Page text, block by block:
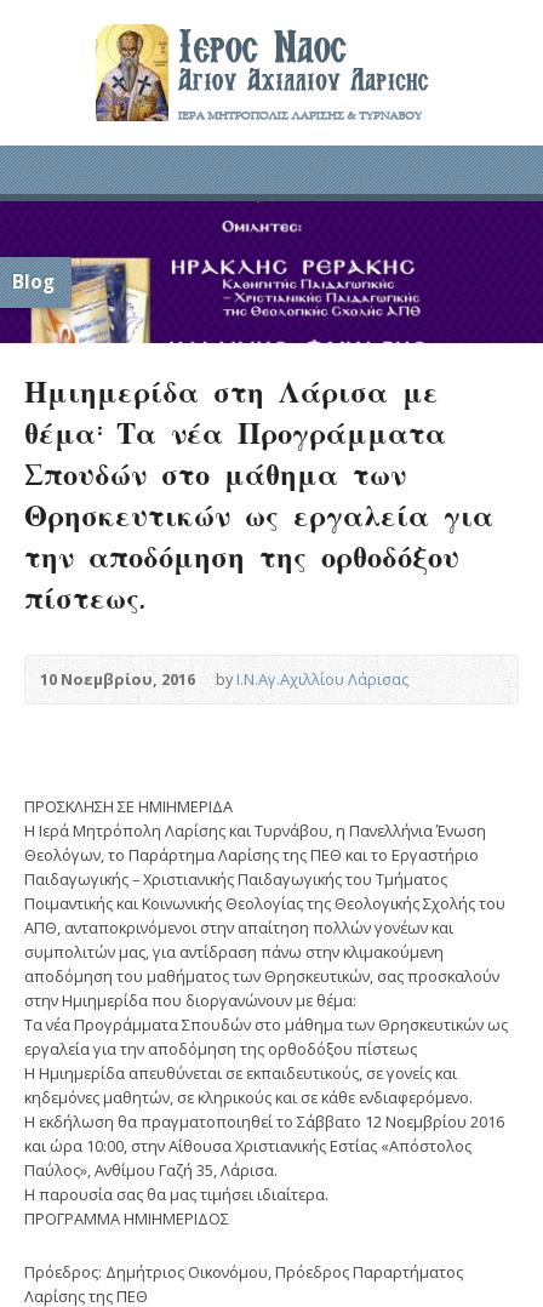
Blog
Ημιημερίδα στη Λάρισα με
θέμα: Τα νέα Προγράμματα
Σπουδών στο μάθημα των
Θρησκευτικών ως εργαλεία για
την αποδόμηση της ορθοδόξου
πίστεως.
10 Νοεμβρίου, 2016 byΙ.Ν.Αγ.Αχιλλίου Λάρισας
ΠΡΟΣΚΛΗΣΗ ΣΕ ΗΜΙΗΜΕΡΙΔΑ
Η Ιερά Μητρόπολη Λαρίσης και Τυρνάβου, η Πανελλήνια Ένωση
Θεολόγων, το Παράρτημα Λαρίσης της ΠΕΘ και το Εργαστήριο
Παιδαγωγικής – Χριστιανικής Παιδαγωγικής του Τμήματος
Ποιμαντικής και Κοινωνικής Θεολογίας της Θεολογικής Σχολής του
ΑΠΘ, ανταποκρινόμενοι στην απαίτηση πολλών γονέων και
συμπολιτών μας, για αντίδραση πάνω στην κλιμακούμενη
αποδόμηση του μαθήματος των Θρησκευτικών, σας προσκαλούν
στην Ημιημερίδα που διοργανώνουν με θέμα:
Τα νέα Προγράμματα Σπουδών στο μάθημα των Θρησκευτικών ως
εργαλεία για την αποδόμηση της ορθοδόξου πίστεως
Η Ημιημερίδα απευθύνεται σε εκπαιδευτικούς, σε γονείς και
κηδεμόνες μαθητών, σε κληρικούς και σε κάθε ενδιαφερόμενο.
Η εκδήλωση θα πραγματοποιηθεί το Σάββατο 12 Νοεμβρίου 2016
και ώρα 10:00, στην Αίθουσα Χριστιανικής Εστίας «Απόστολος
Παύλος», Ανθίμου Γαζή 35, Λάρισα.
Η παρουσία σας θα μας τιμήσει ιδιαίτερα.
ΠΡΟΓΡΑΜΜΑ ΗΜΙΗΜΕΡΙΔΟΣ
Πρόεδρος: Δημήτριος Οικονόμου, Πρόεδρος Παραρτήματος
Λαρίσης της ΠΕΘ